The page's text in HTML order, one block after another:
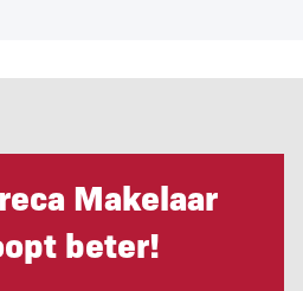
Makelaar
beter!